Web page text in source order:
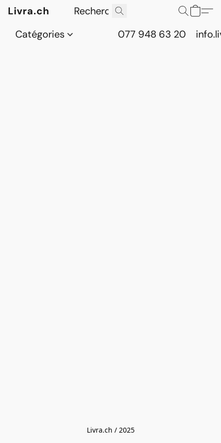
Livra.ch
Catégories
077 948 63 20
Livra.ch / 2025